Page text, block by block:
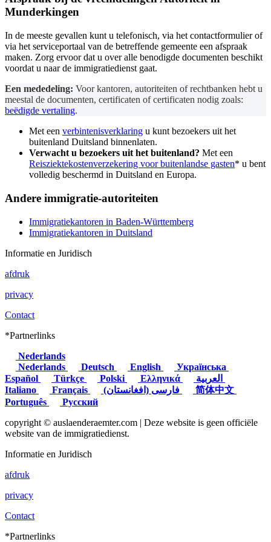
Munderkingen
In de meeste gevallen kunt u telefonisch, via het contactformulier of
via het serviceportaal van de betreffende gemeente een afspraak
maken. Zorg ervoor dat u over alle benodigde documenten beschikt
voordat u naar de immigratiedienst gaat.
Een mededeling: Voor kantoren, autoriteiten of rechtbanken hebt u
meestal de documenten, certificaten of certificaten nodig zoals:
beëdigde vertaling.
Met een verbintenisverklaring u kunt bezoekers uit het
buitenland Duitsland binnenlaten.
Verwacht u bezoekers uit het buitenland? Met een
Reisziektekostenverzekering voor buitenlandse gasten* u bent
volledig beschermd in Duitsland en Europa.
Andere immigratie-autoriteiten
Immigratiekantoren in Baden-Württemberg
Immigratiekantoren in Duitsland
Informatie en Juridisch
afdruk
privacy
Contact
*Partnerlinks
Nederlands
Nederlands
Deutsch English
Українська
Español
Türkçe Polski Ελληνικά
Italiano
Français
简体中文
Português
Русский
copyright © auslaenderaemter.com | Deze website is geen officiële
website van de immigratiedienst.
Informatie en Juridisch
afdruk
privacy
Contact
*Partnerlinks